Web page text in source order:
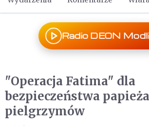
Radio DEON
"Operacja Fatima" dla
bezpieczeństwa
pielgrzymów